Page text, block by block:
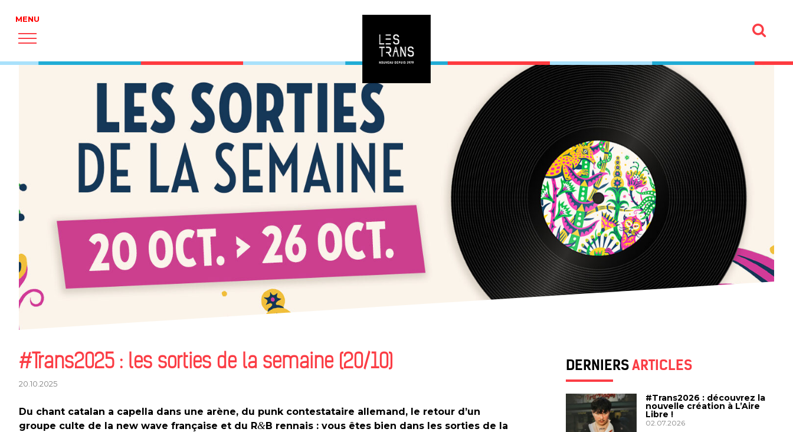
#Trans2025 : les sorties de la semaine (20/10)
20.10.2025
Du chant catalan a capella dans une arène, du punk contestataire allemand, le retour d’un
groupe culte de la new wave française et du R&B rennais : vous êtes bien dans les sorties de la
DERNIERSARTICLES
#Trans2026 : découvrez la
nouvelle création à L’Aire
Libre !
02.07.2026